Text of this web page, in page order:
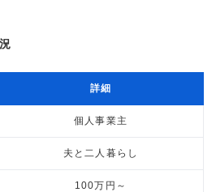
詳細
個人事業主
夫と二人暮らし
100万円～